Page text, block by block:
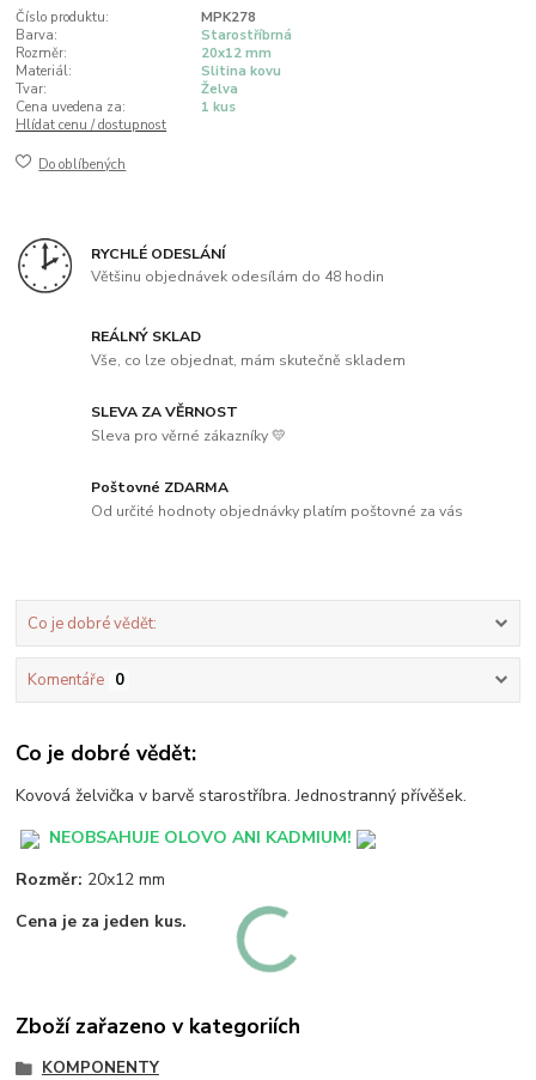
Číslo produktu:
MPK278
Barva:
Starostříbrná
Rozměr:
20x12 mm
Materiál:
Slitina kovu
Tvar:
Želva
Cena uvedena za:
1 kus
Hlídat cenu / dostupnost
Do oblíbených
RYCHLÉ ODESLÁNÍ
Většinu objednávek odesílám do 48 hodin
REÁLNÝ SKLAD
Vše, co lze objednat, mám skutečně skladem
SLEVA ZA VĚRNOST
Sleva pro věrné zákazníky 💛
Poštovné ZDARMA
Od určité hodnoty objednávky platím poštovné za vás
Co je dobré vědět:
Komentáře 0
Co je dobré vědět:
Kovová želvička v barvě starostříbra. Jednostranný přívěšek.
NEOBSAHUJE OLOVO ANI KADMIUM!
Rozměr: 20x12 mm
Cena je za jeden kus.
Zboží zařazeno v kategoriích
KOMPONENTY